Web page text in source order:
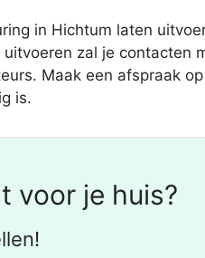
in Hichtum laten
zal je contacten
Maak een afspraak
is.
voor je huis?